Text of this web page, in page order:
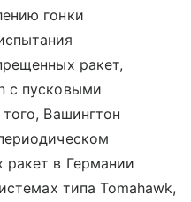
гонки
ракет,
с пусковыми
Вашингтон
в Германии
типа Tomahawk,